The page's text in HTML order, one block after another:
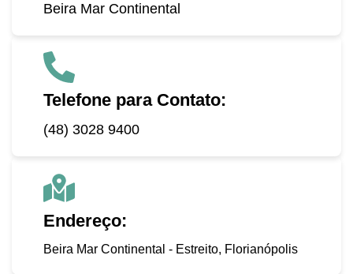
Beira Mar Continental
Telefone para Contato:
(48) 3028 9400
Endereço:
Beira Mar Continental - Estreito, Florianópolis